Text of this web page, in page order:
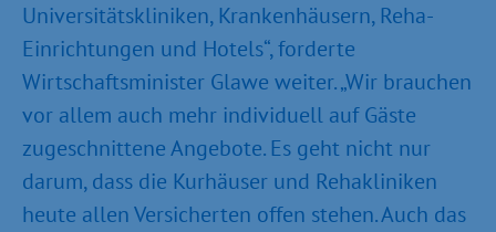
Universitätskliniken, Krankenhäusern, Reha-
Einrichtungen und Hotels“, forderte
Wirtschaftsminister Glawe weiter. „Wir brauchen
vor allem auch mehr individuell auf Gäste
zugeschnittene Angebote. Es geht nicht nur
darum, dass die Kurhäuser und Rehakliniken
heute allen Versicherten offen stehen. Auch das